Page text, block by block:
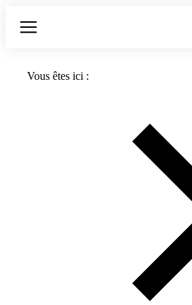
Vous êtes ici :